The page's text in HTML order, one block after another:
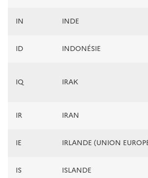
IN INDE
ID INDONÉSIE
IQ IRAK
IR IRAN
IE IRLANDE (UNION
IS ISLANDE